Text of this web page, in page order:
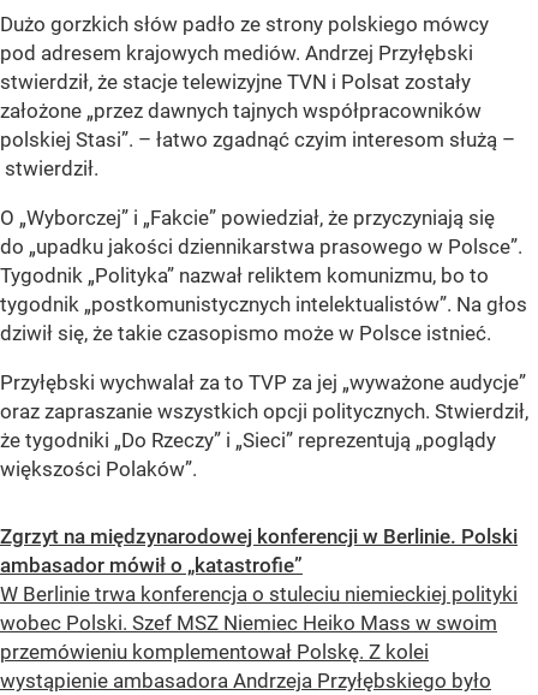
Dużo gorzkich słów padło ze strony polskiego mówcy
pod adresem krajowych mediów. Andrzej Przyłębski
stwierdził, że stacje telewizyjne TVN i Polsat zostały
założone „przez dawnych tajnych współpracowników
polskiej Stasi”. – łatwo zgadnąć czyim interesom służą –
stwierdził.
O „Wyborczej” i „Fakcie” powiedział, że przyczyniają się
do „upadku jakości dziennikarstwa prasowego w Polsce”.
Tygodnik „Polityka” nazwał reliktem komunizmu, bo to
tygodnik „postkomunistycznych intelektualistów”. Na głos
dziwił się, że takie czasopismo może w Polsce istnieć.
Przyłębski wychwalał za to TVP za jej „wyważone audycje”
oraz zapraszanie wszystkich opcji politycznych. Stwierdził,
że tygodniki „Do Rzeczy” i „Sieci” reprezentują „poglądy
większości Polaków”.
Zgrzyt na międzynarodowej konferencji w Berlinie. Polski
ambasador mówił o „katastrofie”
W Berlinie trwa konferencja o stuleciu niemieckiej polityki
wobec Polski. Szef MSZ Niemiec Heiko Mass w swoim
przemówieniu komplementował Polskę. Z kolei
wystąpienie ambasadora Andrzeja Przyłębskiego było